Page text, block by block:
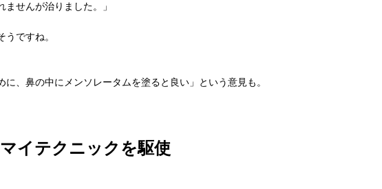
せんが治りました。」
ですね。
に、鼻の中にメンソレータムを塗ると良い」という意見も。
イテクニックを駆使